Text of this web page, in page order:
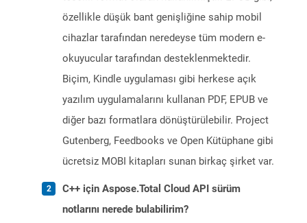
özellikle düşük bant genişliğine sahip mobil
cihazlar tarafından neredeyse tüm modern e-
okuyucular tarafından desteklenmektedir.
Biçim, Kindle uygulaması gibi herkese açık
yazılım uygulamalarını kullanan PDF, EPUB ve
diğer bazı formatlara dönüştürülebilir. Project
Gutenberg, Feedbooks ve Open Kütüphane gibi
ücretsiz MOBI kitapları sunan birkaç şirket var.
C++ için Aspose.Total Cloud API sürüm
notlarını nerede bulabilirim?